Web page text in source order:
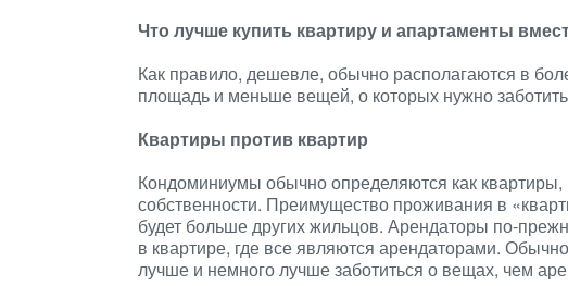
Что лучше купить квартиру и апартаменты
Как правило, дешевле, обычно располагаются в
площадь и меньше вещей, о которых нужно
Квартиры против квартир
Кондоминиумы обычно определяются как
собственности. Преимущество проживания в
будет больше других жильцов. Арендаторы по-
в квартире, где все являются арендаторами.
лучше и немного лучше заботиться о вещах, чем